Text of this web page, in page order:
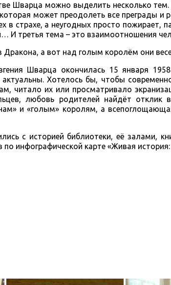
Шварца можно выделить несколько
может преодолеть все преграды и
в страхе, а неугодных просто пожирает,
И третья тема – это взаимоотношения
а вот над голым королём они
Шварца окончилась 15 января
Хотелось бы, чтобы
читало их или просматривало
любовь родителей найдёт отклик
и «голым» королям, а
с историей библиотеки, её залами,
инфографической карте «Живая